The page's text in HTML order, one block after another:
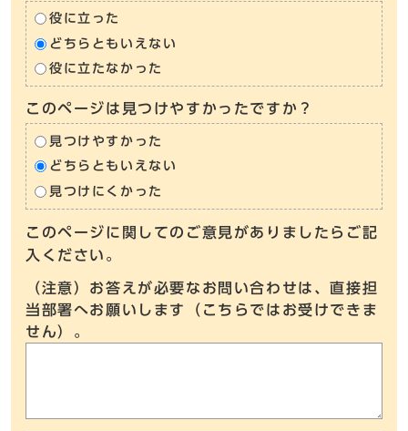
役に立った
どちらともいえない
役に立たなかった
このページは見つけやすかったですか？
見つけやすかった
どちらともいえない
見つけにくかった
このページに関してのご意見がありましたらご記
入ください。
（注意）お答えが必要なお問い合わせは、直接担
当部署へお願いします（こちらではお受けできま
せん）。